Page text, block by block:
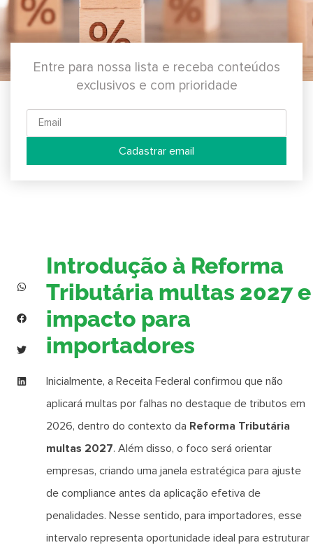
Entre para nossa lista e receba conteúdos
exclusivos e com prioridade
Cadastrar email
Introdução à Reforma
Tributária multas 2027 e
impacto para
importadores
Inicialmente, a Receita Federal confirmou que não
aplicará multas por falhas no destaque de tributos em
2026, dentro do contexto da Reforma Tributária
multas 2027. Além disso, o foco será orientar
empresas, criando uma janela estratégica para ajuste
de compliance antes da aplicação efetiva de
penalidades. Nesse sentido, para importadores, esse
intervalo representa oportunidade ideal para estruturar